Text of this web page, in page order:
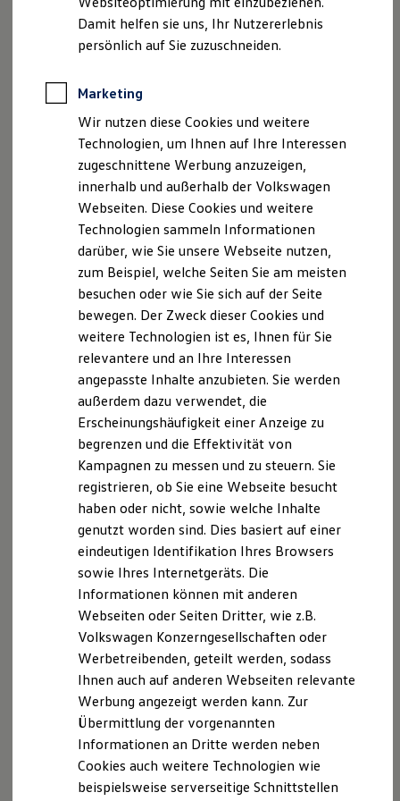
Elektrofahrzeugkonzepte
ID. EVERY1
Reichweite
Rekuperation
Laden unterwegs
Laden Zuhause
Ladestationen finden
Ladezeitensimulator
Batterie
Sicherheit
Nachhaltigkeit
Technologie
Kosten und Kauf
Verbrauchskosten
Kaufoptionen
E-Auto-Förderung
Software und Konnektivität
Die ID. Software 6
ID. Software Versionen und Updates
Digitale Extras
Schnittstellen zu Ihrem ID.
Marke und Erlebnis
Volkswagen R und R Experience
R-Modelle
R Experience
Driving Experience
Volkswagen entdecken
Werkbesichtigung
Lifestyle Shop
T-Roc Kollektion
Golf Kollektion
Volkswagen Kollektion
R-Kollektion
GTI Kollektion
Fußball Drop
we drive football
#wedriveproud
Besitzer und Service
myVolkswagen
Software Updates
Service und Ersatzteile
Inspektion und HU/AU
Vorteile fürVolkswagenModelle mit
Mehr Fahrdynamik, Sicherheit und Komfort
durch speziell auf das VolkswagenModell
abgestimmte Autoreifen
Hohe Laufleistung und Fahrstabilität dank
optimierter Reifenkonstruktion und besonderem
Material-Mix
Reduzierte Emissionen durch Abstimmung des
Reifens auf die Leistungselemente des Modells
Mobilitätserhalt bei Einsatz der AirStop®
Versiegelungstechnologie im Reifeninneren
Vorteile speziell für Elektroautos:
Erhöhung der Reichweite durch geringeren
Rollwiderstand und aerodynamische
Reifenseitenwand
Verbesserung des Fahrkomforts durch
verringertes Abrollgeräusch
Eine an das Mehrgewicht der Batterie angepasste
Reifenkonstruktion
Haben wir Ihr Interesse geweckt? Erhalten Sie nähere
Informationen über den Kauf von +Reifen oder über
die After Sales Reifengarantie
bei Ihrem Volkswagen
VolkswagenPartner finden
Damit helfen sie uns, Ihr Nutzererlebnis
persönlich auf Sie zuzuschneiden.
Marketing
Wir nutzen diese Cookies und weitere
Technologien, um Ihnen auf Ihre Interessen
zugeschnittene Werbung anzuzeigen,
innerhalb und außerhalb der Volkswagen
Webseiten. Diese Cookies und weitere
Technologien sammeln Informationen
darüber, wie Sie unsere Webseite nutzen,
zum Beispiel, welche Seiten Sie am meisten
besuchen oder wie Sie sich auf der Seite
bewegen. Der Zweck dieser Cookies und
weitere Technologien ist es, Ihnen für Sie
relevantere und an Ihre Interessen
angepasste Inhalte anzubieten. Sie werden
außerdem dazu verwendet, die
Erscheinungshäufigkeit einer Anzeige zu
begrenzen und die Effektivität von
Kampagnen zu messen und zu steuern. Sie
registrieren, ob Sie eine Webseite besucht
haben oder nicht, sowie welche Inhalte
genutzt worden sind. Dies basiert auf einer
eindeutigen Identifikation Ihres Browsers
sowie Ihres Internetgeräts. Die
Informationen können mit anderen
Webseiten oder Seiten Dritter, wie z.B.
Volkswagen Konzerngesellschaften oder
Werbetreibenden, geteilt werden, sodass
Ihnen auch auf anderen Webseiten relevante
Werbung angezeigt werden kann. Zur
Übermittlung der vorgenannten
Informationen an Dritte werden neben
Cookies auch weitere Technologien wie
beispielsweise serverseitige Schnittstellen